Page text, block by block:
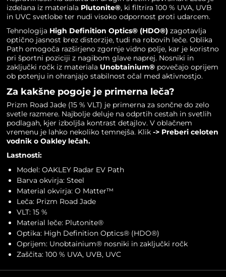
izdelana iz materiala Plutonite®, ki filtrira 100 % UVA, UVB
in UVC svetlobe ter nudi visoko odpornost proti udarcem.
Tehnologija High Definition Optics® (HDO®) zagotavlja
optično jasnost brez distorzije, tudi na robovih leče. Oblika
Path omogoča razširjeno zgornje vidno polje, kar je koristno
pri športni poziciji z nagibom glave naprej. Nosniki in
zaključki ročk iz materiala Unobtainium®povečajo oprijem
ob potenju in ohranjajo stabilnost očal med aktivnostjo.
Za kakšne pogoje je primerna leča?
Prizm Road Jade (15 % VLT) je primerna za sončne do zelo
svetle razmere. Najbolje deluje na odprtih cestah in svetlih
podlagah, kjer izboljša kontrast detajlov. V oblačnem
vremenu je lahko nekoliko temnejša. Klik -> Preberi celoten
vodnik o Oakley lečah.
Lastnosti:
Model: OAKLEY Radar EV Path
Barva okvirja: Steel
Material okvirja: O Matter™
Leča: Prizm Road Jade
VLT: 15 %
Material leče: Plutonite®
Optika: High Definition Optics® (HDO®)
Oprijem: Unobtainium® nosniki in zaključki ročk
Zaščita: 100 % UVA, UVB, UVC